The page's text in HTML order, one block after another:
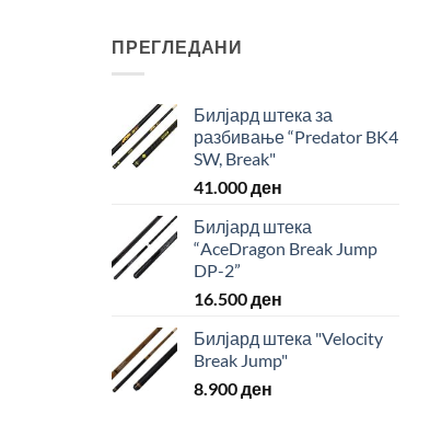
ПРЕГЛЕДАНИ
Билјард штека за
разбивање “Predator BK4
SW, Break"
41.000ден
Билјард штека
“AceDragon Break Jump
DP-2”
16.500ден
Билјард штека "Velocity
Break Jump"
8.900ден